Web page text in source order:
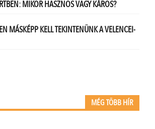
MÉG TÖBB HÍR